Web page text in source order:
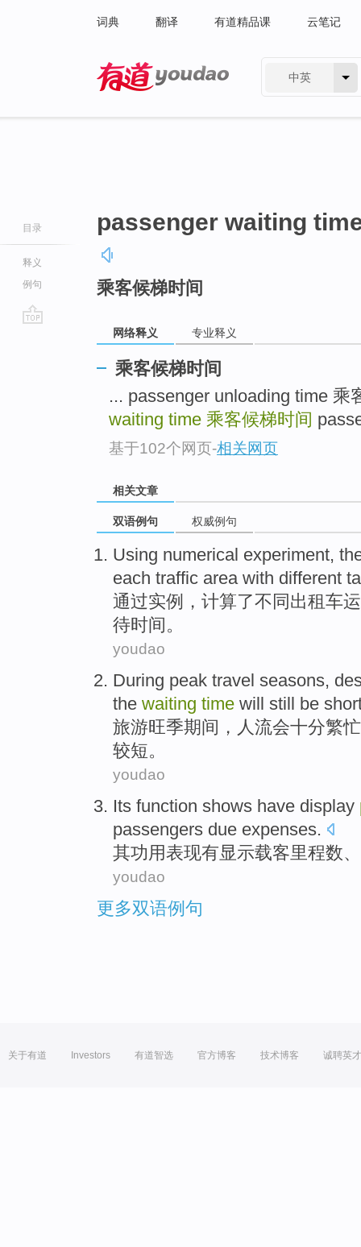
词典 翻译 有道精品课 云笔记
中英
目录
释义
例句
passenger waiting
乘客候梯时间
网络释义 专业释义
乘客候梯时间
... passenger unloading time
waiting time 乘客候梯时间
基于102个网页-相关网页
相关文章
双语例句 权威例句
Using numerical experiment,
each traffic areawith different
通过实例 ， 计算了不同 出租车
待时间 。
youdao
During peak travel seasons,
the waiting time will still be
旅游旺季期间 ，人流会十分繁忙
较短。
youdao
Its function shows have display
passengers due expenses.
其功用表现有显示载客里程数、
youdao
更多双语例句
关于有道 Investors 有道智选 官方博客 技术博客 诚聘英才